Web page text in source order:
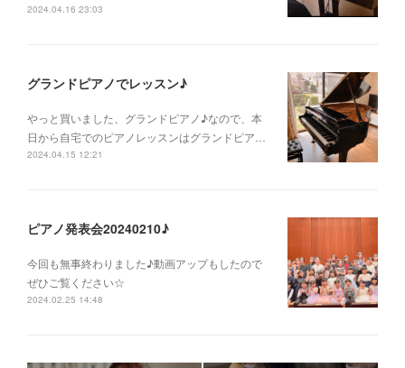
2024.04.16 23:03
グランドピアノでレッスン♪
やっと買いました、グランドピアノ♪なので、本
日から自宅でのピアノレッスンはグランドピア…
2024.04.15 12:21
ピアノ発表会20240210♪
今回も無事終わりました♪動画アップもしたので
ぜひご覧ください☆
2024.02.25 14:48